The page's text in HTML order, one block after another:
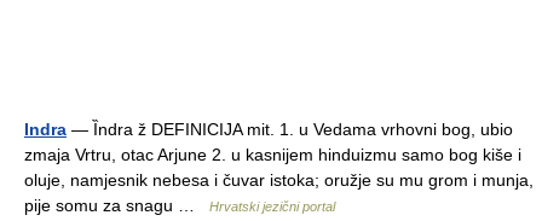
Indra — Ȉndra ž DEFINICIJA mit. 1. u Vedama vrhovni bog, ubio
zmaja Vrtru, otac Arjune 2. u kasnijem hinduizmu samo bog kiše i
oluje, namjesnik nebesa i čuvar istoka; oružje su mu grom i munja,
pije somu za snagu …
Hrvatski jezični portal